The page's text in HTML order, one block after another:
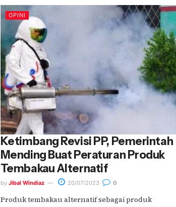
OPINI
Ketimbang Revisi PP, Pemerintah
Mending Buat Peraturan Produk
Tembakau Alternatif
by Jibal Windiaz 20/07/2023 0
Produk tembakau alternatif sebagai produk